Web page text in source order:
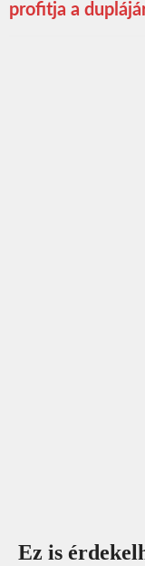
profitja a
Ez is